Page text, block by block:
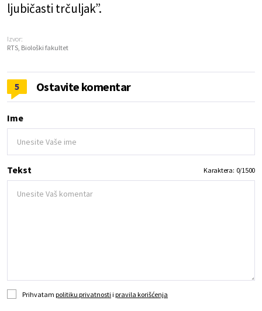
ljubičasti trčuljak”.
Izvor:
RTS, Biološki fakultet
5 Ostavite komentar
Ime
Tekst Karaktera: 0/1500
Prihvatam politiku privatnosti i pravila korišćenja